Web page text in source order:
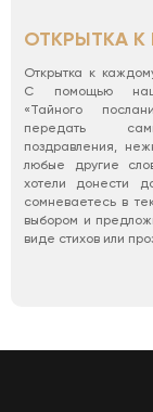
ОТКРЫТКА
Открытка к
С помощью
«Тайного
передать
поздравления,
любые другие
хотели донести
сомневаетесь в
выбором и
виде стихов или